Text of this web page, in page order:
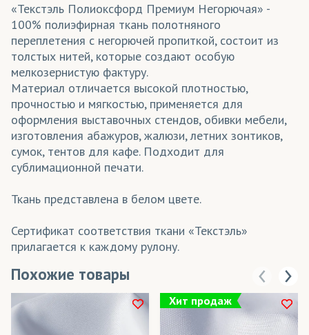
«Текстэль Полиоксфорд Премиум Негорючая» -
100% полиэфирная ткань полотняного
переплетения с негорючей пропиткой, состоит из
толстых нитей, которые создают особую
мелкозернистую фактуру.
Материал отличается высокой плотностью,
прочностью и мягкостью, применяется для
оформления выставочных стендов, обивки мебели,
изготовления абажуров, жалюзи, летних зонтиков,
сумок, тентов для кафе. Подходит для
сублимационной печати.
Ткань представлена в белом цвете.
Сертификат соответствия ткани «Текстэль»
прилагается к каждому рулону.
Похожие товары
Хит продаж